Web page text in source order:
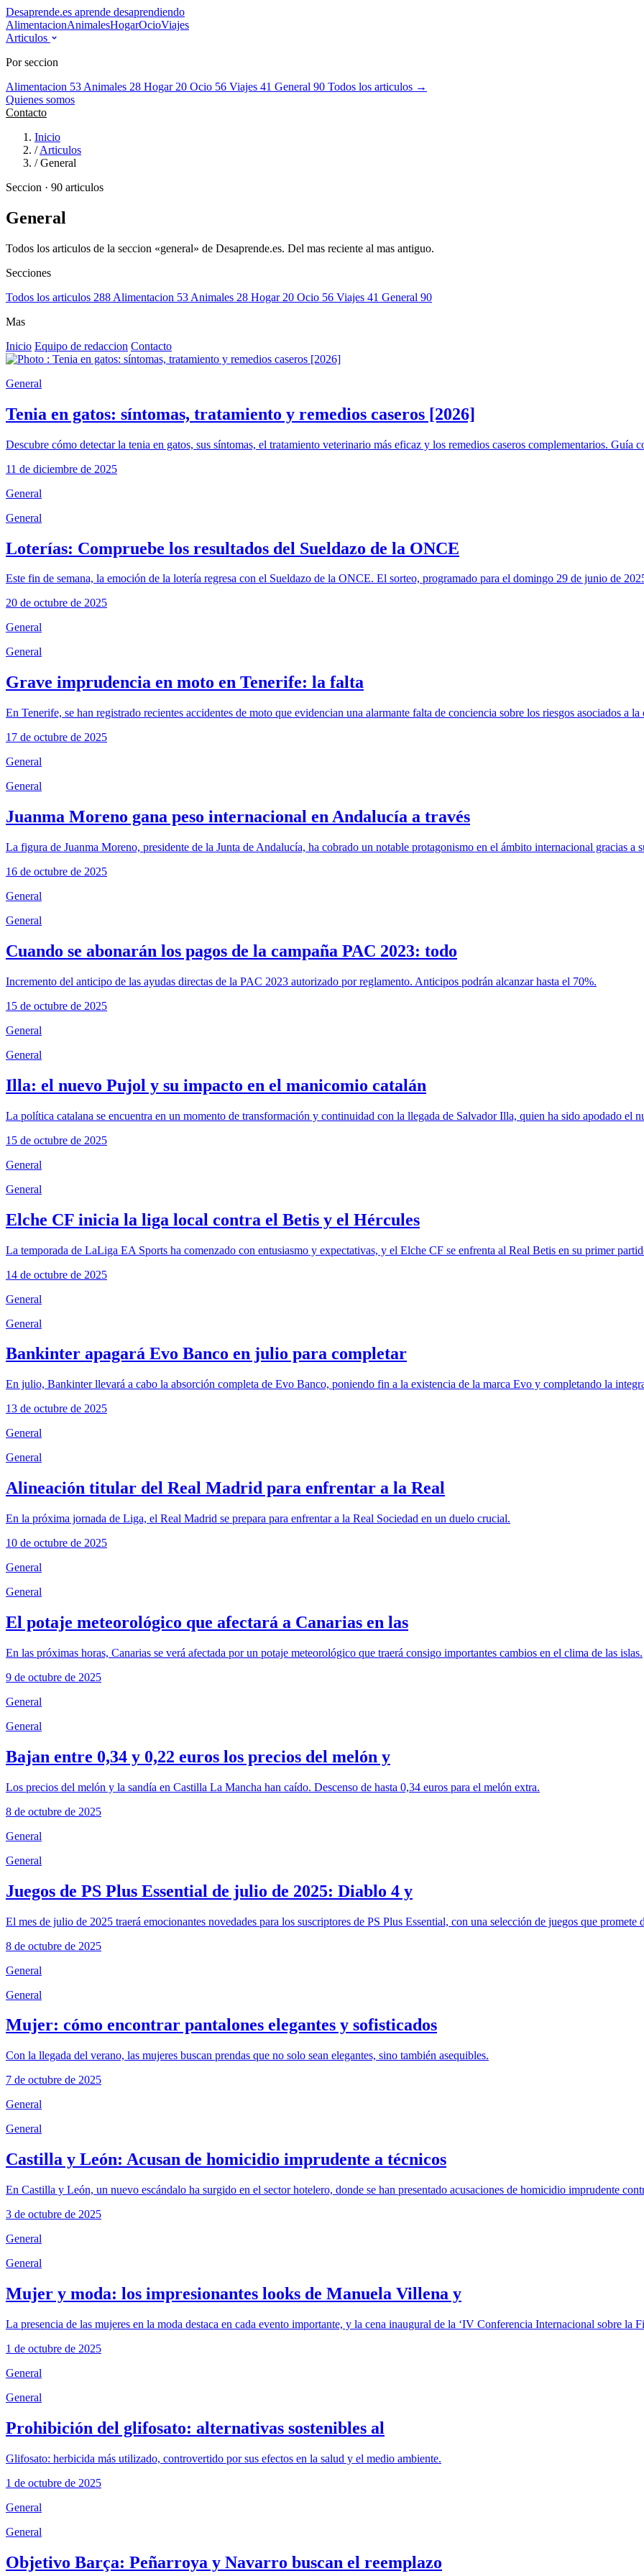
Desaprende.es aprende desaprendiendo
AlimentacionAnimalesHogarOcioViajes
Articulos
Por seccion
Alimentacion 53 Animales 28 Hogar 20 Ocio 56 Viajes 41 General 90 Todos los articulos →
Quienes somos
Contacto
Inicio
/ Articulos
/ General
Seccion · 90 articulos
General
Todos los articulos de la seccion «general» de Desaprende.es. Del mas reciente al mas antiguo.
Secciones
Todos los articulos 288 Alimentacion 53 Animales 28 Hogar 20 Ocio 56 Viajes 41 General 90
Mas
Inicio Equipo de redaccion Contacto
General
Tenia en gatos: síntomas, tratamiento y remedios caseros [2026]
Descubre cómo detectar la tenia en gatos, sus síntomas, el tratamiento veterinario más eficaz y los remedios caseros complementarios. Guía
11 de diciembre de 2025
General
General
Loterías: Compruebe los resultados del Sueldazo de la ONCE
Este fin de semana, la emoción de la lotería regresa con el Sueldazo de la ONCE. El sorteo, programado para el domingo 29 de junio de
20 de octubre de 2025
General
General
Grave imprudencia en moto en Tenerife: la falta
En Tenerife, se han registrado recientes accidentes de moto que evidencian una alarmante falta de conciencia sobre los riesgos asociados a
17 de octubre de 2025
General
General
Juanma Moreno gana peso internacional en Andalucía a través
La figura de Juanma Moreno, presidente de la Junta de Andalucía, ha cobrado un notable protagonismo en el ámbito internacional gracias a
16 de octubre de 2025
General
General
Cuando se abonarán los pagos de la campaña PAC 2023: todo
Incremento del anticipo de las ayudas directas de la PAC 2023 autorizado por reglamento. Anticipos podrán alcanzar hasta el 70%.
15 de octubre de 2025
General
General
Illa: el nuevo Pujol y su impacto en el manicomio catalán
La política catalana se encuentra en un momento de transformación y continuidad con la llegada de Salvador Illa, quien ha sido apodado el
15 de octubre de 2025
General
General
Elche CF inicia la liga local contra el Betis y el Hércules
La temporada de LaLiga EA Sports ha comenzado con entusiasmo y expectativas, y el Elche CF se enfrenta al Real Betis en su primer
14 de octubre de 2025
General
General
Bankinter apagará Evo Banco en julio para completar
En julio, Bankinter llevará a cabo la absorción completa de Evo Banco, poniendo fin a la existencia de la marca Evo y completando la
13 de octubre de 2025
General
General
Alineación titular del Real Madrid para enfrentar a la Real
En la próxima jornada de Liga, el Real Madrid se prepara para enfrentar a la Real Sociedad en un duelo crucial.
10 de octubre de 2025
General
General
El potaje meteorológico que afectará a Canarias en las
En las próximas horas, Canarias se verá afectada por un potaje meteorológico que traerá consigo importantes cambios en el clima de las islas.
9 de octubre de 2025
General
General
Bajan entre 0,34 y 0,22 euros los precios del melón y
Los precios del melón y la sandía en Castilla La Mancha han caído. Descenso de hasta 0,34 euros para el melón extra.
8 de octubre de 2025
General
General
Juegos de PS Plus Essential de julio de 2025: Diablo 4 y
El mes de julio de 2025 traerá emocionantes novedades para los suscriptores de PS Plus Essential, con una selección de juegos que promete
8 de octubre de 2025
General
General
Mujer: cómo encontrar pantalones elegantes y sofisticados
Con la llegada del verano, las mujeres buscan prendas que no solo sean elegantes, sino también asequibles.
7 de octubre de 2025
General
General
Castilla y León: Acusan de homicidio imprudente a técnicos
En Castilla y León, un nuevo escándalo ha surgido en el sector hotelero, donde se han presentado acusaciones de homicidio imprudente
3 de octubre de 2025
General
General
Mujer y moda: los impresionantes looks de Manuela Villena y
La presencia de las mujeres en la moda destaca en cada evento importante, y la cena inaugural de la ‘IV Conferencia Internacional sobre la
1 de octubre de 2025
General
General
Prohibición del glifosato: alternativas sostenibles al
Glifosato: herbicida más utilizado, controvertido por sus efectos en la salud y el medio ambiente.
1 de octubre de 2025
General
General
Objetivo Barça: Peñarroya y Navarro buscan el reemplazo